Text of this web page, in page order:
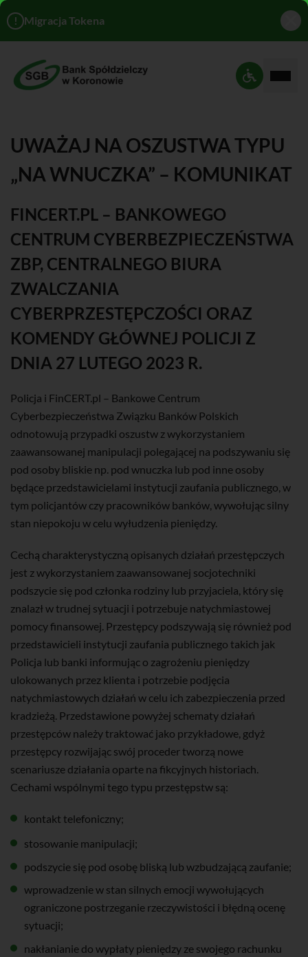
! Migracja Tokena
Ustawienia
UWAŻAJ NA OSZUSTWA TYPU
„NA WNUCZKA” – KOMUNIKAT
FINCERT.PL – BANKOWEGO
CENTRUM CYBERBEZPIECZEŃSTWA
ZBP, CENTRALNEGO BIURA
ZWALCZANIA
CYBERPRZESTĘPCZOŚCI ORAZ
KOMENDY GŁÓWNEJ POLICJI Z
DNIA 27 LUTEGO 2023 R.
Policja i FinCERT.pl – Bankowe Centrum
Cyberbezpieczeństwa Związku Banków Polskich
odnotowują przypadki oszustw z wykorzystaniem
zaawansowanej manipulacji polegającej na podszywaniu się
pod osoby bliskie np. pod wnuczka lub pod inne osoby
będące przedstawicielami instytucji zaufania publicznego, w
tym policjantów czy pracowników banków, wywołując silny
stan niepokoju w celu wyłudzenia pieniędzy.
Cechą charakterystyczną opisanych działań przestępczych
jest z wykorzystaniem zaawansowanej socjotechniki
podszycie się pod członka rodziny lub przyjaciela, który się
znalazł w trudnej sytuacji i potrzebuje natychmiastowej
pomocy finansowej. Przestępcy podszywają się również pod
przedstawicieli instytucji zaufania publicznego takich jak
Policja lub banki informując o zagrożeniu pieniędzy
ulokowanych przez klienta i potrzebie podjęcia
natychmiastowych działań w celu ich zabezpieczenia przed
kradzieżą. Przedstawione powyżej schematy działań
przestępców należy traktować jako przykładowe, gdyż
przestępcy rozwijając swój proceder tworzą nowe
scenariusze działania oparte na fikcyjnych historiach.
Cechami wspólnymi tego typu przestępstw są:
kontakt telefoniczny;
stosowanie manipulacji;
podszycie się pod osobę bliską lub wzbudzającą zaufanie;
wprowadzenie w stan silnych emocji wywołujących
ograniczone postrzeganie rzeczywistości i błędną ocenę
sytuacji;
nakłanianie do wypłaty pieniędzy ze swojego rachunku